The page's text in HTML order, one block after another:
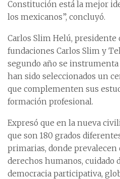
Constitución está la mejor
los mexicanos”, concluyó.
Carlos Slim Helú, presidente
fundaciones Carlos Slim y
segundo año se
han sido seleccionados un
que complementen sus
formación profesional.
Expresó que en la nueva
que son 180 grados
primarias, donde prevalecen
derechos humanos, cuidado
democracia participativa,